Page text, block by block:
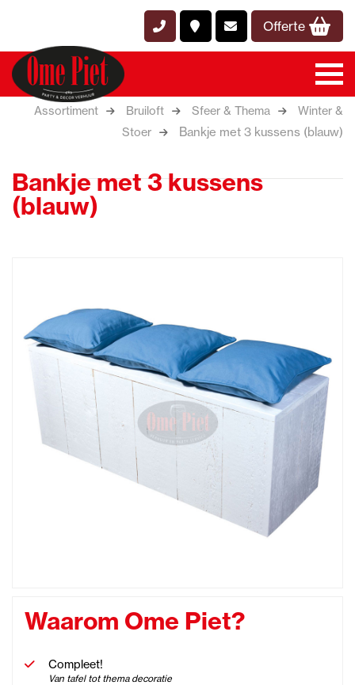
Offerte
Assortiment Bruiloft Sfeer & Thema
Winter &
Stoer
Bankje met 3 kussens (blauw)
Bankje met 3 kussens
(blauw)
Waarom Ome Piet?
Compleet!
Van tafel tot thema decoratie